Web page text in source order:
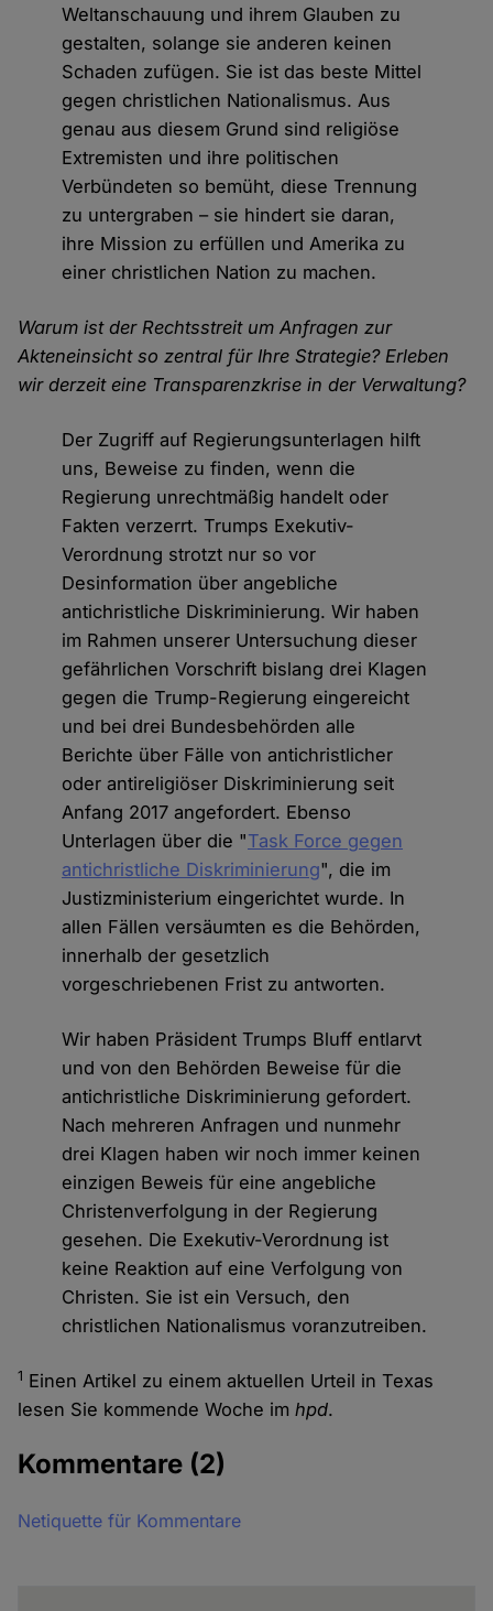
Weltanschauung und ihrem Glauben zu
gestalten, solange sie anderen keinen
Schaden zufügen. Sie ist das beste Mittel
gegen christlichen Nationalismus. Aus
genau aus diesem Grund sind religiöse
Extremisten und ihre politischen
Verbündeten so bemüht, diese Trennung
zu untergraben – sie hindert sie daran,
ihre Mission zu erfüllen und Amerika zu
einer christlichen Nation zu machen.
Warum ist der Rechtsstreit um Anfragen zur
Akteneinsicht so zentral für Ihre Strategie? Erleben
wir derzeit eine Transparenzkrise in der Verwaltung?
Der Zugriff auf Regierungsunterlagen hilft
uns, Beweise zu finden, wenn die
Regierung unrechtmäßig handelt oder
Fakten verzerrt. Trumps Exekutiv-
Verordnung strotzt nur so vor
Desinformation über angebliche
antichristliche Diskriminierung. Wir haben
im Rahmen unserer Untersuchung dieser
gefährlichen Vorschrift bislang drei Klagen
gegen die Trump-Regierung eingereicht
und bei drei Bundesbehörden alle
Berichte über Fälle von antichristlicher
oder antireligiöser Diskriminierung seit
Anfang 2017 angefordert. Ebenso
Unterlagen über die "Task Force gegen
antichristliche Diskriminierung", die im
Justizministerium eingerichtet wurde. In
allen Fällen versäumten es die Behörden,
innerhalb der gesetzlich
vorgeschriebenen Frist zu antworten.
Wir haben Präsident Trumps Bluff entlarvt
und von den Behörden Beweise für die
antichristliche Diskriminierung gefordert.
Nach mehreren Anfragen und nunmehr
drei Klagen haben wir noch immer keinen
einzigen Beweis für eine angebliche
Christenverfolgung in der Regierung
gesehen. Die Exekutiv-Verordnung ist
keine Reaktion auf eine Verfolgung von
Christen. Sie ist ein Versuch, den
christlichen Nationalismus voranzutreiben.
1 Einen Artikel zu einem aktuellen Urteil in Texas
lesen Sie kommende Woche imhpd.
Kommentare (2)
Netiquette für Kommentare